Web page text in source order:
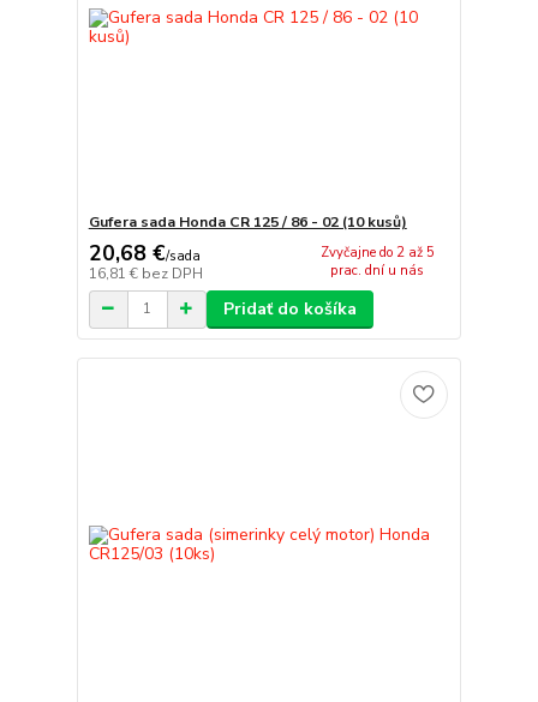
Gufera sada Honda CR 125 / 86 - 02 (10 kusů)
20,68 €/sada
16,81 € bez DPH
Zvyčajne do 2 až 5
prac. dní u nás
Pridať do košíka